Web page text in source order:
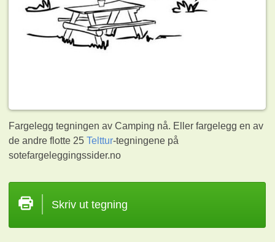
Fargelegg tegningen av Camping nå. Eller fargelegg en av
de andre flotte 25Telttur-tegningene på
sotefargeleggingssider.no
Skriv ut tegning